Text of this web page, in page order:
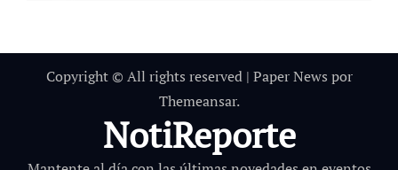
Copyright © All rights reserved | Paper News por
Themeansar.
NotiReporte